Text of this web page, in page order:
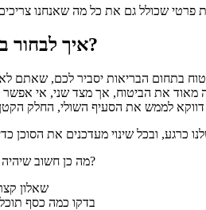
איך לבחור ביטוח בריאות פרטי שכולל הכל?
בתחום הבריאות יסביר לכם, שאתם
מאוד את הביטוח, אך מצד שני, אי
מה כן חשוב שיהיה בפוליסה? על מה לא היינו ממליצים לכם לוותר?
שאלון
בדקו כמה כסף